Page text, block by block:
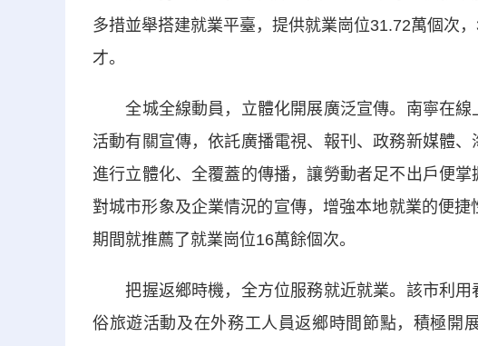
多措並舉搭建就業平臺，提供就業崗位31.72萬個次
才。
全城全線動員，立體化開展廣泛宣傳。南寧在線
活動有關宣傳，依託廣播電視、報刊、政務新媒體
進行立體化、全覆蓋的傳播，讓勞動者足不出戶便
對城市形象及企業情況的宣傳，增強本地就業的便
期間就推薦了就業崗位16萬餘個次。
把握返鄉時機，全方位服務就近就業。該市利用
俗旅遊活動及在外務工人員返鄉時間節點，積極開